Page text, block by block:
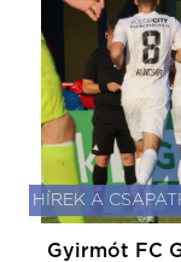
HÍREK A
Gyirmót FC